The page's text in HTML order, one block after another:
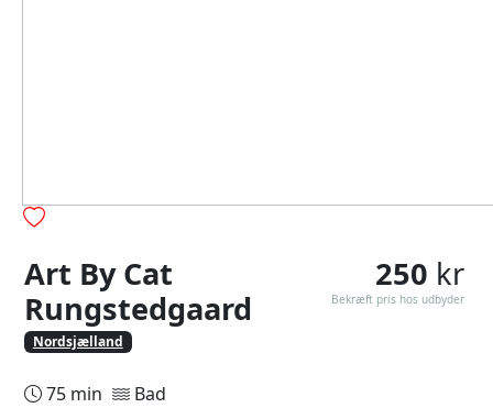
Art By Cat
Rungstedgaard
Nordsjælland
250 kr
Bekræft pris hos udbyder
75 min Bad